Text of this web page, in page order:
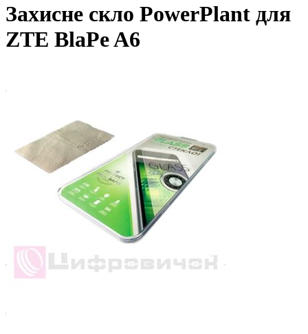
Захисне скло PowerPlant для
ZTE BlaPe A6